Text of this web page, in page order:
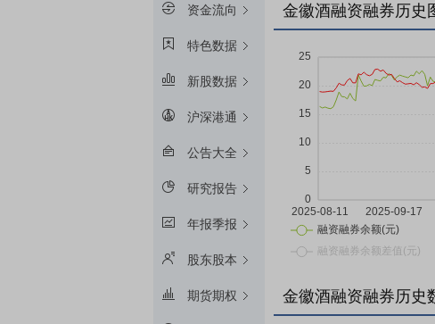
资金流向
特色数据
新股数据
沪深港通
公告大全
研究报告
年报季报
股东股本
期货期权
金徽酒融资融券历史
金徽酒融资融券历史